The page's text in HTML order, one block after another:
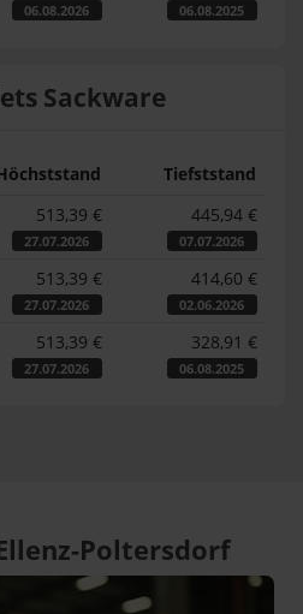
06.08.2026 06.08.2025
Sackware
Tiefststand
513,39 €
27.07.2026
445,94 €
07.07.2026
513,39 €
27.07.2026
414,60 €
02.06.2026
513,39 €
27.07.2026
328,91 €
06.08.2025
Poltersdorf